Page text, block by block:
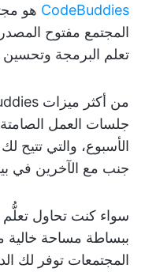
CodeBuddies هو
المجتمع مفتوح
تعلم البرمجة وتحسين
جلسات العمل
الأسبوع، والتي تتيح
جنب مع الآخرين في
سواء كنت تحاول تعلُّم
ببساطة مساحة خالية
المجتمعات توفر لك